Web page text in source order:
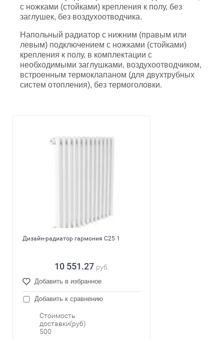
с ножками (стойками) крепления к полу, без
заглушек, без воздухоотводчика.
Напольный радиатор с нижним (правым или
левым) подключением с ножками (стойками)
крепления к полу, в комплектации с
необходимыми заглушками, воздухоотводчиком,
встроенным термоклапаном (для двухтрубных
систем отопления), без термоголовки.
Дизайн-радиатор гармония С25 1
10 551.27 руб.
Добавить в избранное
Добавить к сравнению
Стоимость
доставки(руб)
500